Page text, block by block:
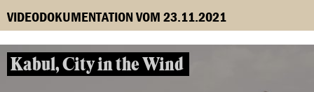
VIDEODOKUMENTATION VOM 23.11.2021
Kabul, City in the Wind